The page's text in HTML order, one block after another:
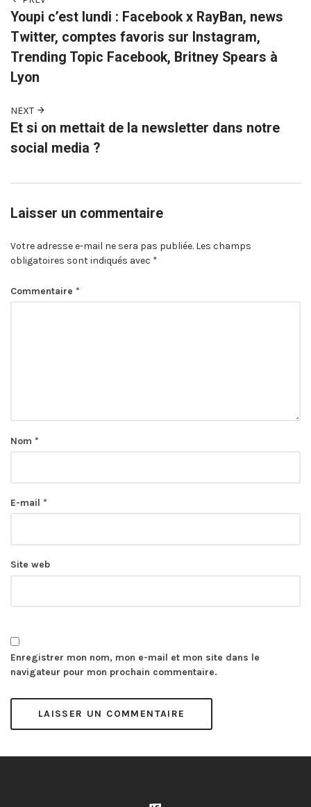
Youpi c’est lundi : Facebook x RayBan, news
Twitter, comptes favoris sur Instagram,
Trending Topic Facebook, Britney Spears à
Lyon
NEXT
Et si on mettait de la newsletter dans notre
social media ?
Laisser un commentaire
Votre adresse e-mail ne sera pas publiée. Les champs
obligatoires sont indiqués avec *
Commentaire *
Nom *
E-mail *
Site web
Enregistrer mon nom, mon e-mail et mon site dans le
navigateur pour mon prochain commentaire.